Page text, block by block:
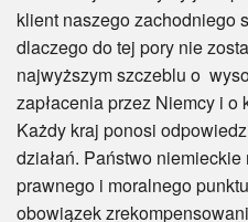
klient naszego zachodniego
dlaczego do tej pory nie
najwyższym szczeblu o
zapłacenia przez Niemcy i o
Każdy kraj ponosi
działań. Państwo
prawnego i moralnego
obowiązek